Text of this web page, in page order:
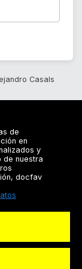
Casals
de
en
y
de nuestra
docfav